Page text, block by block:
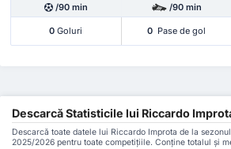
/90 min /90 min
0 Goluri 0 Pase de gol
Descarcă Statisticile lui Riccardo
Descarcă toate datele lui Riccardo Improta de la
2025/2026 pentru toate competițiile. Conține totalul și